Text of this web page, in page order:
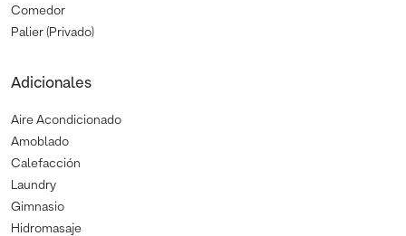
Comedor
Palier (Privado)
Adicionales
Aire Acondicionado
Amoblado
Calefacción
Laundry
Gimnasio
Hidromasaje